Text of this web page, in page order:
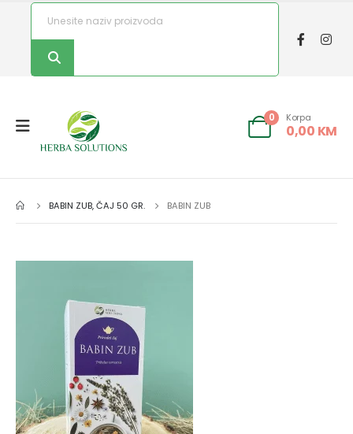
0 Korpa
0,00 KM
BABIN ZUB, ČAJ 50 GR. BABIN ZUB